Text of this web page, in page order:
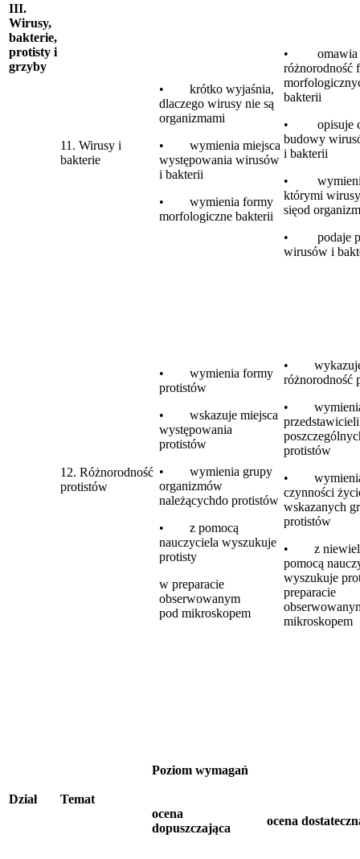
III.
Wirusy,
bakterie,
protisty i
grzyby
11. Wirusy i
bakterie
• krótko wyjaśnia,
dlaczego wirusy nie są
organizmami
• wymienia miejsca
występowania wirusów
i bakterii
• wymienia formy
morfologiczne bakterii
• omawia
różnorodność
bakterii
• opisuje
budowy
i bakterii
• wymienia
którymi
sięod
• podaje
wirusów i
12. Różnorodność
protistów
• wymienia formy
protistów
• wskazuje miejsca
występowania
protistów
• wymienia grupy
organizmów
należącychdo protistów
• z pomocą
nauczyciela wyszukuje
protisty
w preparacie
obserwowanym
pod mikroskopem
•
różnorodność
•
przedstawicieli
protistów
•
czynności
wskazanych
protistów
• z
pomocą
wyszukuje
preparacie
mikroskopem
Dział Temat
Poziom wymagań
ocena
dopuszczająca
ocena